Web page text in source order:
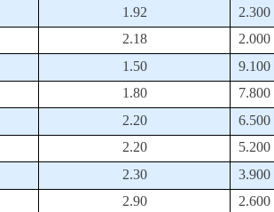
1.92 2.300
2.18 2.000
1.50 9.100
1.80 7.800
2.20 6.500
2.20 5.200
2.30 3.900
2.90 2.600